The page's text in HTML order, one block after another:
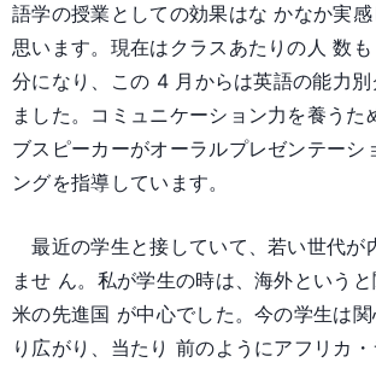
語学の授業としての効果はな かなか実
思います。現在はクラスあたりの人 数
分になり、この 4 月からは英語の能力
ました。コミュニケーション力を養うた
ブスピーカーがオーラルプレゼンテーシ
ングを指導しています。
最近の学生と接していて、若い世代が
ませ ん。私が学生の時は、海外という
米の先進国 が中心でした。今の学生は
り広がり、当たり 前のようにアフリカ